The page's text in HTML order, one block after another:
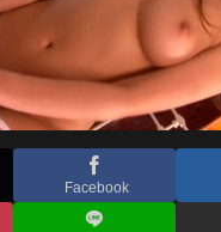
Facebook